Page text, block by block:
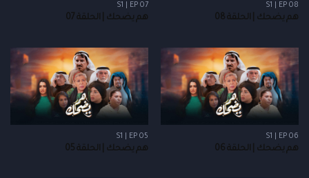
S1 | EP 08
هم يضحك | الحلقة 08
S1 | EP 07
هم يضحك | الحلقة 07
S1 | EP 06
هم يضحك | الحلقة 06
S1 | EP 05
هم يضحك | الحلقة 05